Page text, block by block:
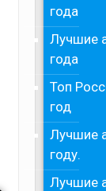
года
Лучшие
года
Топ
год
Лучшие
году.
Лучшие